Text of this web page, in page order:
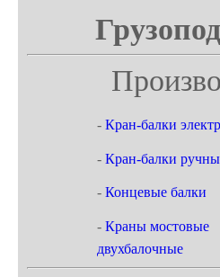
- Кран-балки
- Кран-балки
- Концевые балки
- Краны мостовые
двухбалочные